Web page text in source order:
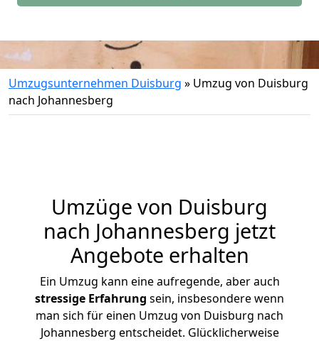
Umzugsunternehmen Duisburg » Umzug von Duisburg
nach Johannesberg
Umzüge von Duisburg
nach Johannesberg jetzt
Angebote erhalten
Ein Umzug kann eine aufregende, aber auch
stressige Erfahrung sein, insbesondere wenn
man sich für einen Umzug von Duisburg nach
Johannesberg entscheidet. Glücklicherweise